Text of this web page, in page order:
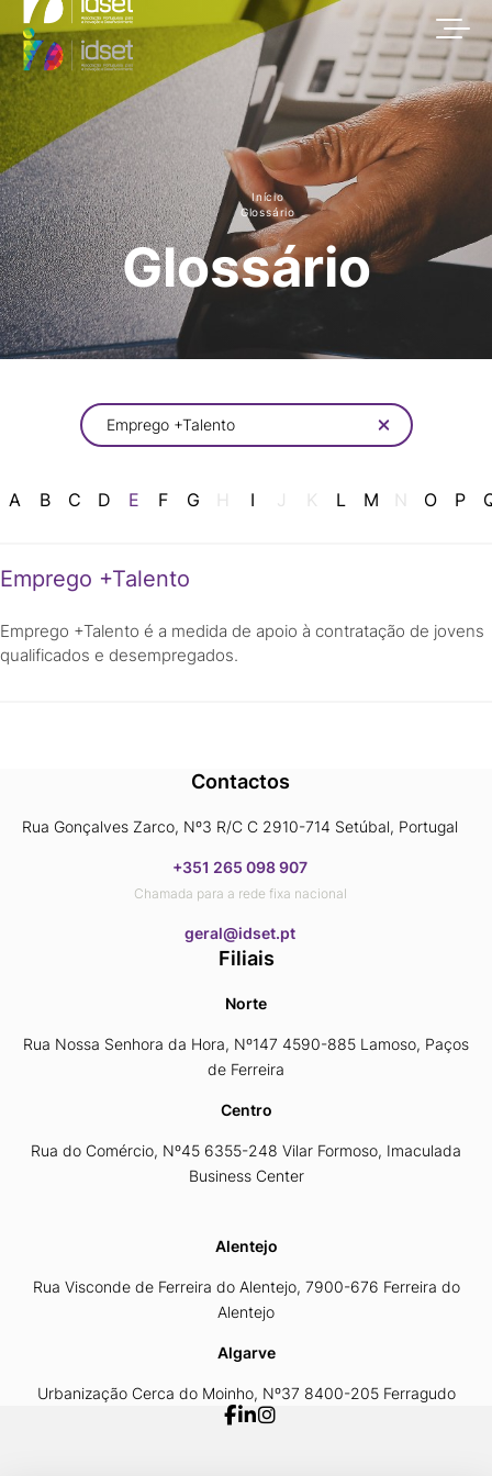
Início
Glossário
Glossário
Emprego +Talento
A B C D E F G H I J K L M N O P
Emprego +Talento
Emprego +Talento é a medida de apoio à contratação de jovens
qualificados e desempregados.
Contactos
Rua Gonçalves Zarco, Nº3 R/C C 2910-714 Setúbal, Portugal
+351 265 098 907
Chamada para a rede fixa nacional
​​​​​​​geral@idset.pt
Filiais
Norte
Rua Nossa Senhora da Hora, Nº147 4590-885 Lamoso, Paços
de Ferreira
Centro
Rua do Comércio, Nº45 6355-248 Vilar Formoso, Imaculada
Business Center
Alentejo
Rua Visconde de Ferreira do Alentejo, 7900-676 Ferreira do
Alentejo
Algarve
Urbanização Cerca do Moinho, Nº37 8400-205 Ferragudo